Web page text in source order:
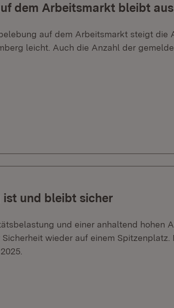
dem Arbeitsmarkt bleibt aus
auf dem Arbeitsmarkt steigt die
leicht. Auch die Anzahl der
und bleibt sicher
und einer anhaltend hohen
wieder auf einem Spitzenplatz.